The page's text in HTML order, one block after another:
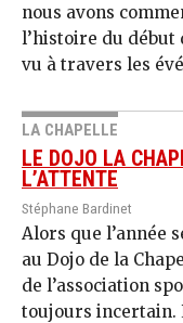
nous avons
l’histoire du début
vu à travers les
LA CHAPELLE
LE DOJO LA
L’ATTENTE
Stéphane Bardinet
Alors que l’année
au Dojo de la
de l’association
toujours incertain.